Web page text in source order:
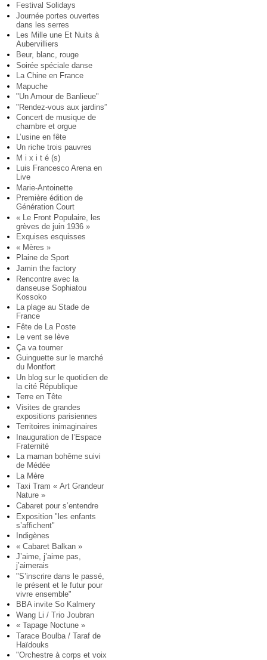
Festival Solidays
Journée portes ouvertes
dans les serres
Les Mille une Et Nuits à
Aubervilliers
Beur, blanc, rouge
Soirée spéciale danse
La Chine en France
Mapuche
"Un Amour de Banlieue"
"Rendez-vous aux jardins”
Concert de musique de
chambre et orgue
L’usine en fête
Un riche trois pauvres
M i x i t é (s)
Luis Francesco Arena en
Live
Marie-Antoinette
Première édition de
Génération Court
« Le Front Populaire, les
grèves de juin 1936 »
Exquises esquisses
« Mères »
Plaine de Sport
Jamin the factory
Rencontre avec la
danseuse Sophiatou
Kossoko
La plage au Stade de
France
Fête de La Poste
Le vent se lève
Ça va tourner
Guinguette sur le marché
du Montfort
Un blog sur le quotidien de
la cité République
Terre en Tête
Visites de grandes
expositions parisiennes
Territoires inimaginaires
Inauguration de l’Espace
Fraternité
La maman bohême suivi
de Médée
La Mère
Taxi Tram « Art Grandeur
Nature »
Cabaret pour s’entendre
Exposition "les enfants
s’affichent"
Indigènes
« Cabaret Balkan »
J’aime, j’aime pas,
j’aimerais
"S’inscrire dans le passé,
le présent et le futur pour
vivre ensemble"
BBA invite So Kalmery
Wang Li / Trio Joubran
« Tapage Noctune »
Tarace Boulba / Taraf de
Haïdouks
"Orchestre à corps et voix